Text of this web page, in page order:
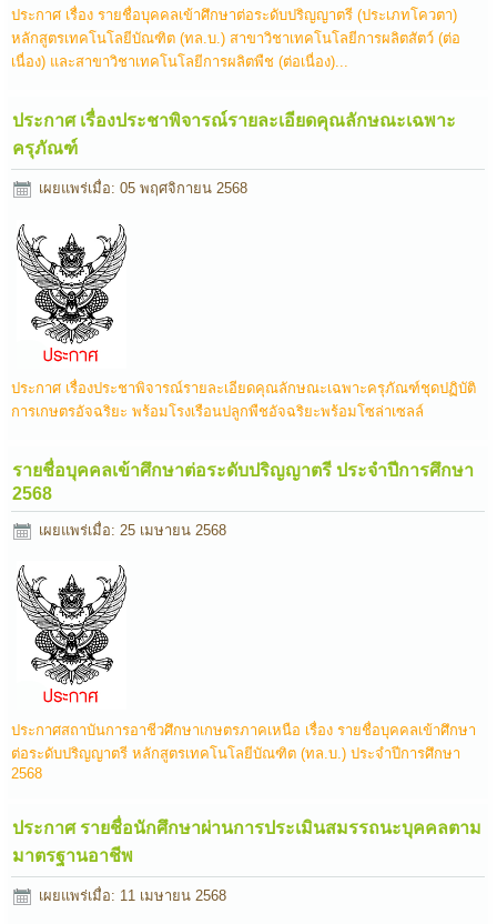
ประกาศ เรื่อง รายชื่อบุคคลเข้าศึกษาต่อระดับปริญญาตรี (ประเภทโควตา)
หลักสูตรเทคโนโลยีบัณฑิต (ทล.บ.) สาขาวิชาเทคโนโลยีการผลิตสัตว์ (ต่อ
เนื่อง) และสาขาวิชาเทคโนโลยีการผลิตพืช (ต่อเนื่อง)...
ประกาศ เรื่องประชาพิจารณ์รายละเอียดคุณลักษณะเฉพาะ
ครุภัณฑ์
เผยแพร่เมื่อ: 05 พฤศจิกายน 2568
ประกาศ เรื่องประชาพิจารณ์รายละเอียดคุณลักษณะเฉพาะครุภัณฑ์ชุดปฏิบัติ
การเกษตรอัจฉริยะ พร้อมโรงเรือนปลูกพืชอัจฉริยะพร้อมโซล่าเซลล์
รายชื่อบุคคลเข้าศึกษาต่อระดับปริญญาตรี ประจำปีการศึกษา
2568
เผยแพร่เมื่อ: 25 เมษายน 2568
ประกาศสถาบันการอาชีวศึกษาเกษตรภาคเหนือ เรื่อง รายชื่อบุคคลเข้าศึกษา
ต่อระดับปริญญาตรี หลักสูตรเทคโนโลยีบัณฑิต (ทล.บ.) ประจำปีการศึกษา
2568
ประกาศ รายชื่อนักศึกษาผ่านการประเมินสมรรถนะบุคคลตาม
มาตรฐานอาชีพ
เผยแพร่เมื่อ: 11 เมษายน 2568